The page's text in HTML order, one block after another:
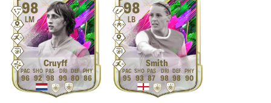
98
LM
Cruyff
96 92 98 99 80 86
98
LB
Smith
95 93 87 98 98 90